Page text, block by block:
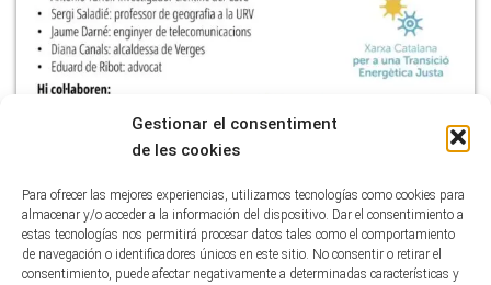
Gestionar el consentiment
de les cookies
Para ofrecer las mejores experiencias, utilizamos tecnologías como cookies para
almacenar y/o acceder a la información del dispositivo. Dar el consentimiento a
estas tecnologías nos permitirá procesar datos tales como el comportamiento
de navegación o identificadores únicos en este sitio. No consentir o retirar el
consentimiento, puede afectar negativamente a determinadas características y
Categories: ACTUALITAT